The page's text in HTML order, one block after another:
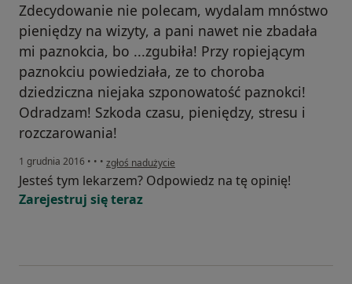
Zdecydowanie nie polecam, wydalam mnóstwo
pieniędzy na wizyty, a pani nawet nie zbadała
mi paznokcia, bo ...zgubiła! Przy ropiejącym
paznokciu powiedziała, ze to choroba
dziedziczna niejaka szponowatość paznokci!
Odradzam! Szkoda czasu, pieniędzy, stresu i
rozczarowania!
1 grudnia 2016 • • • w opinii użytkownika Konto zostało usunięte
zgłoś nadużycie
Jesteś tym lekarzem? Odpowiedz na tę opinię!
Zarejestruj się teraz